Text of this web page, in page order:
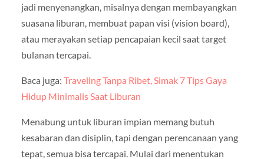
jadi menyenangkan, misalnya dengan membayangkan
suasana liburan, membuat papan visi (vision board),
atau merayakan setiap pencapaian kecil saat target
bulanan tercapai.
Baca juga: Traveling Tanpa Ribet, Simak 7 Tips Gaya
Hidup Minimalis Saat Liburan
Menabung untuk liburan impian memang butuh
kesabaran dan disiplin, tapi dengan perencanaan yang
tepat, semua bisa tercapai. Mulai dari menentukan